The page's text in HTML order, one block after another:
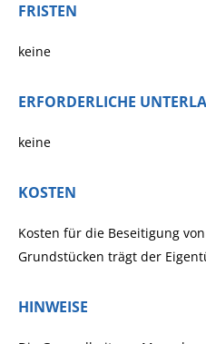
FRISTEN
keine
ERFORDERLICHE
keine
KOSTEN
Kosten für die Beseitigung
Grundstücken trägt der
HINWEISE